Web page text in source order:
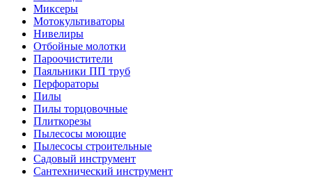
Миксеры
Мотокультиваторы
Нивелиры
Отбойные молотки
Пароочистители
Паяльники ПП труб
Перфораторы
Пилы
Пилы торцовочные
Плиткорезы
Пылесосы моющие
Пылесосы строительные
Садовый инструмент
Сантехнический инструмент